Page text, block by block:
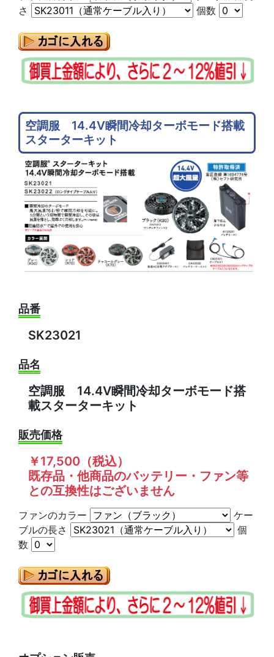
さ
個数
空調服 14.4V瞬間冷却ターボモード搭載
スターターキット
品番
SK23021
品名
空調服 14.4V瞬間冷却ターボモード搭
載スターターキット
販売価格
￥17,500（税込）
既存品・他商品のバッテリー・ファン等
との互換性はございません
ファンのカラー
ケー
ブルの長さ
個
数